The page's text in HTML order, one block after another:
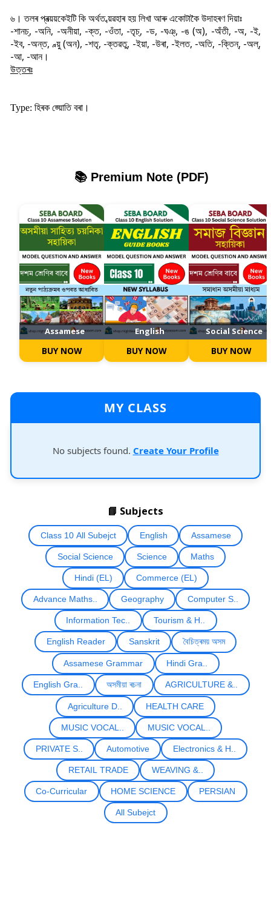
৬। তলৰ প্ৰত্য়য়কেইটি কি অৰ্থত ব্য়ৱহাৰ হয় লিখা আৰু একোটাকৈ উদাহৰণ দিয়াঃ
-শানচ্, -অনি, -অনীয়া, -ক্ত, -ওঁতা, -তৃচ্, -ড, -ঘঞ্, -ঙ (অ), -অঁতী, -অ, -ই,
-ইব, -অন্ত, -ল্য়ু (অন), -শতৃ, -ক্তৱতু, -ইয়া, -উৰা, -ইলত, -অতি, -ক্তিন্, -অল্,
-আ, -আন।
উত্তৰঃ
Type: হিৰক জ্য়োতি বৰা।
📚 Premium Note (PDF)
Assamese
BUY NOW
English
BUY NOW
Social Science
BUY NOW
MY CLASS
No subjects found. Create Your Profile
📘 Subjects
Class 10 All Subejct English Assamese
Social Science Science Maths
Hindi (EL) Commerce (EL)
Advance Maths.. Geography Computer S..
Information Tec.. Tourism & H..
English Reader Sanskrit বৈচিত্ৰময় অসম
Assamese Grammar Hindi Gra..
English Gra.. অসমীয়া ৰচনা AGRICULTURE &..
Agriculture D.. HEALTH CARE
MUSIC VOCAL.. MUSIC VOCAL..
PRIVATE S.. Automotive Electronics & H..
RETAIL TRADE WEAVING &..
Co-Curricular HOME SCIENCE PERSIAN
All Subejct